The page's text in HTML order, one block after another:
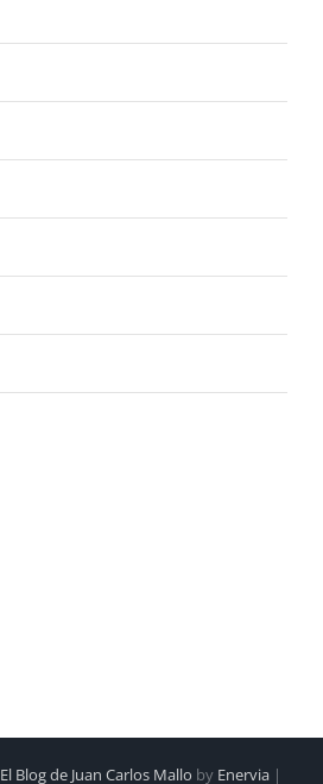
El Blog de Juan Carlos Mallo by Enervia |